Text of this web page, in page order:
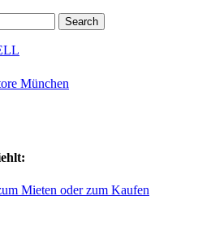
München
Mieten oder zum Kaufen